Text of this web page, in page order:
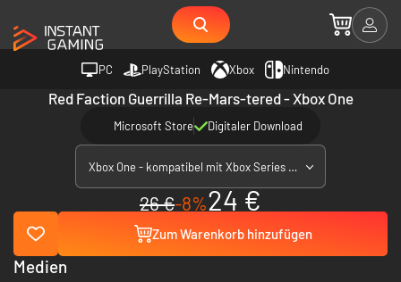
PC PlayStation Xbox Nintendo
Red Faction Guerrilla Re-Mars-tered - Xbox One
Microsoft Store Digitaler Download
Xbox One - kompatibel mit Xbox Series X|S
26 €-8%24 €
Zum Warenkorb hinzufügen
Medien